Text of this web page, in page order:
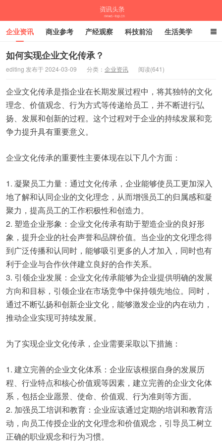
企业资讯 商业参考 产经观察 科技前沿 生活美学
时尚潮流 母婴亲子 专栏
如何实现企业文化传承？
editing 发布于 2024-03-09 分类： 企业资讯 阅读(641)
企业文化传承是指企业在长期发展过程中，将其独特的文化
理念、价值观念、行为方式等传递给员工，并不断进行弘
扬、发展和创新的过程。这个过程对于企业的持续发展和竞
争力提升具有重要意义。
企业文化传承的重要性主要体现在以下几个方面：
1. 凝聚员工力量：通过文化传承，企业能够使员工更加深入
地了解和认同企业的文化理念，从而增强员工的归属感和凝
聚力，提高员工的工作积极性和创造力。
2. 塑造企业形象：企业文化传承有助于塑造企业的良好形
象，提升企业的社会声誉和品牌价值。当企业的文化理念得
到广泛传播和认同时，能够吸引更多的人才加入，同时也有
利于企业与合作伙伴建立良好的合作关系。
3. 引领企业发展：企业文化传承能够为企业提供明确的发展
方向和目标，引领企业在市场竞争中保持领先地位。同时，
通过不断弘扬和创新企业文化，能够激发企业的内在动力，
推动企业实现可持续发展。
为了实现企业文化传承，企业需要采取以下措施：
1. 建立完善的企业文化体系：企业应该根据自身的发展历
程、行业特点和核心价值观等因素，建立完善的企业文化体
系，包括企业愿景、使命、价值观、行为准则等方面。
2. 加强员工培训和教育：企业应该通过定期的培训和教育活
动，向员工传授企业的文化理念和价值观念，引导员工树立
正确的职业观念和行为习惯。